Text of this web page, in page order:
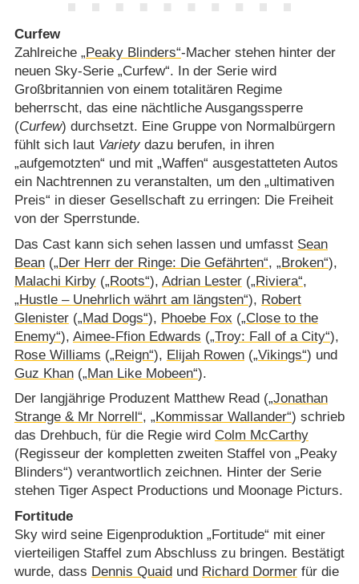
Curfew
Zahlreiche „Peaky Blinders“-Macher stehen hinter der
neuen Sky-Serie „Curfew“. In der Serie wird
Großbritannien von einem totalitären Regime
beherrscht, das eine nächtliche Ausgangssperre
(Curfew) durchsetzt. Eine Gruppe von Normalbürgern
fühlt sich laut Varietydazu berufen, in ihren
„aufgemotzten“ und mit „Waffen“ ausgestatteten Autos
ein Nachtrennen zu veranstalten, um den „ultimativen
Preis“ in dieser Gesellschaft zu erringen: Die Freiheit
von der Sperrstunde.
Das Cast kann sich sehen lassen und umfasst Sean
Bean(„Der Herr der Ringe: Die Gefährten“, „Broken“),
Malachi Kirby(„Roots“), Adrian Lester(„Riviera“,
„Hustle – Unehrlich währt am längsten“), Robert
Glenister(„Mad Dogs“), Phoebe Fox („Close to the
Enemy“), Aimee-Ffion Edwards („Troy: Fall of a City“),
Rose Williams („Reign“), Elijah Rowen(„Vikings“) und
Guz Khan(„Man Like Mobeen“).
Der langjährige Produzent Matthew Read („Jonathan
Strange & Mr Norrell“, „Kommissar Wallander“) schrieb
das Drehbuch, für die Regie wird Colm McCarthy
(Regisseur der kompletten zweiten Staffel von „Peaky
Blinders“) verantwortlich zeichnen. Hinter der Serie
stehen Tiger Aspect Productions und Moonage Picturs.
Fortitude
Sky wird seine Eigenproduktion „Fortitude“ mit einer
vierteiligen Staffel zum Abschluss zu bringen. Bestätigt
wurde, dass Dennis Quaidund Richard Dormerfür die